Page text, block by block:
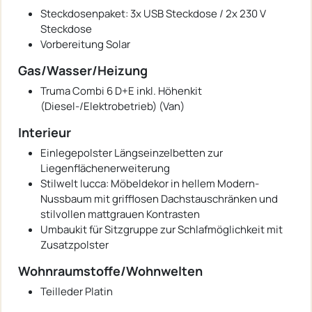
Steckdosenpaket: 3x USB Steckdose / 2x 230 V
Steckdose
Vorbereitung Solar
Gas/Wasser/Heizung
Truma Combi 6 D+E inkl. Höhenkit
(Diesel-/Elektrobetrieb) (Van)
Interieur
Einlegepolster Längseinzelbetten zur
Liegenflächenerweiterung
Stilwelt lucca: Möbeldekor in hellem Modern-
Nussbaum mit grifflosen Dachstauschränken und
stilvollen mattgrauen Kontrasten
Umbaukit für Sitzgruppe zur Schlafmöglichkeit mit
Zusatzpolster
Wohnraumstoffe/Wohnwelten
Teilleder Platin